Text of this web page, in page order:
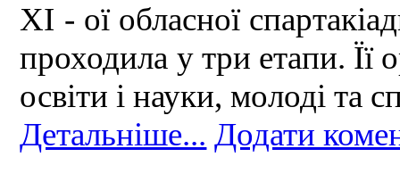
ХІ - ої обласної
проходила у три етапи. Її
освіти і науки, молоді та
Детальніше... Додати